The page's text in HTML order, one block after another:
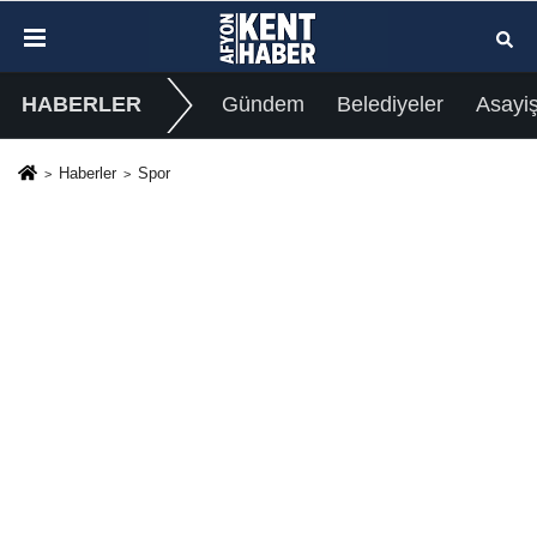
HABERLER Gündem Belediyeler
Haberler Spor